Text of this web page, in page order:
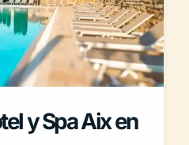
y Spa Aix en